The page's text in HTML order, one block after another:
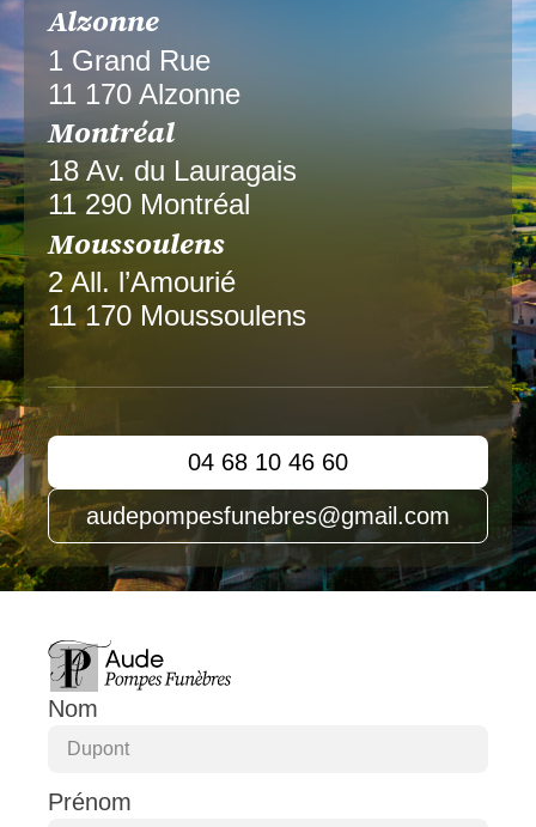
Alzonne
1 Grand Rue
11 170 Alzonne
Montréal
18 Av. du Lauragais
11 290 Montréal
Moussoulens
2 All. l’Amourié
11 170 Moussoulens
04 68 10 46 60
audepompesfunebres@gmail.com
Nom
Prénom